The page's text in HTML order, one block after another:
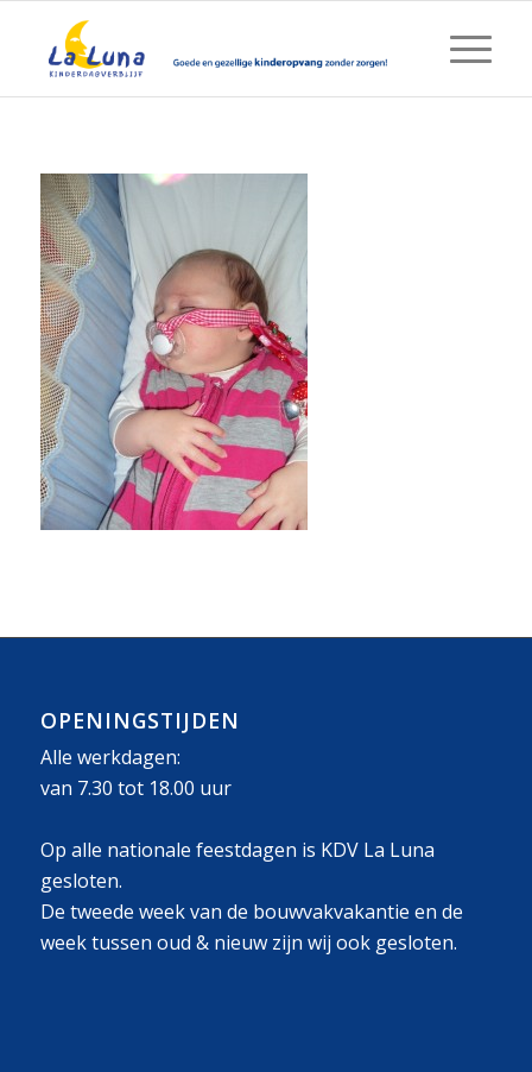
OPENINGSTIJDEN
Alle werkdagen:
van 7.30 tot 18.00 uur
Op alle nationale feestdagen is KDV La Luna
gesloten.
De tweede week van de bouwvakvakantie en de
week tussen oud & nieuw zijn wij ook gesloten.